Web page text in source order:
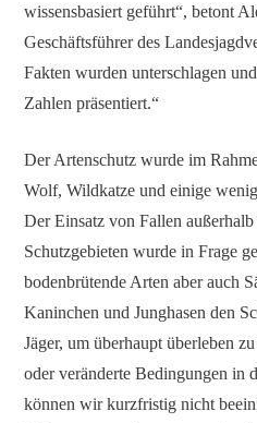
wissensbasiert geführt“, betont
Geschäftsführer des
Fakten wurden unterschlagen
Zahlen präsentiert.“
Der Artenschutz wurde im
Wolf, Wildkatze und einige
Der Einsatz von Fallen
Schutzgebieten wurde in Frage
bodenbrütende Arten aber auch
Kaninchen und Junghasen den
Jäger, um überhaupt überleben
oder veränderte Bedingungen in
können wir kurzfristig nicht